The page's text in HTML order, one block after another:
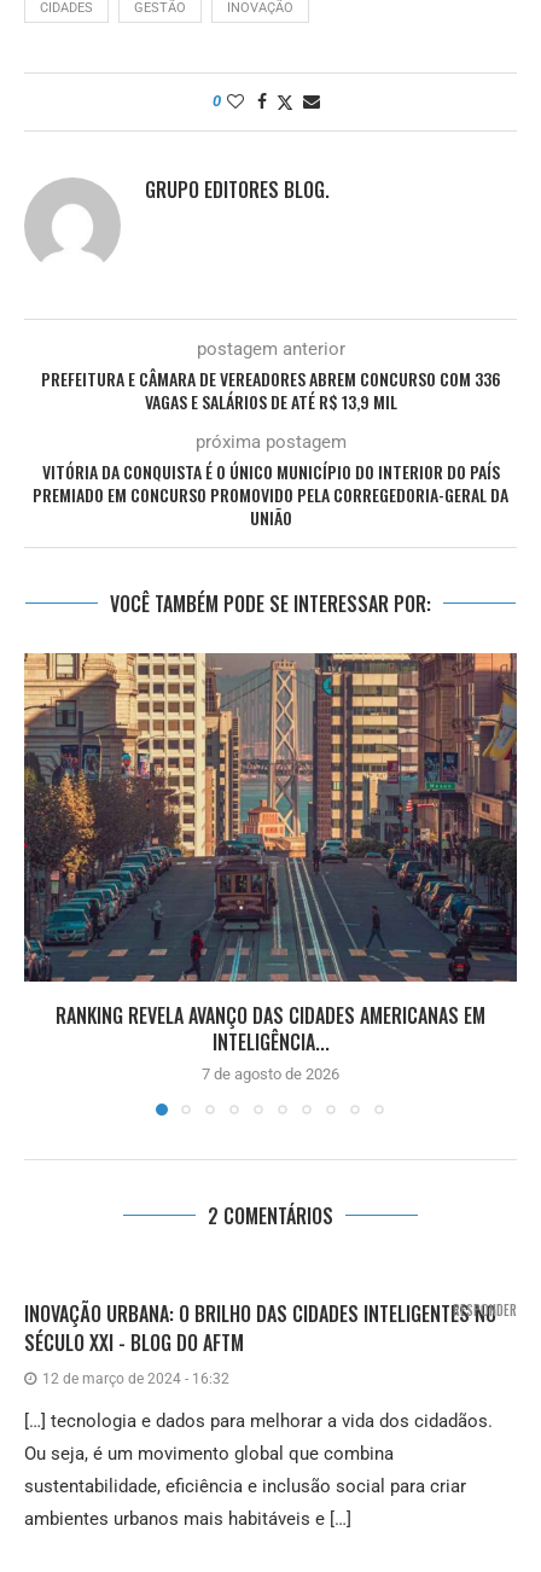
CIDADES GESTÃO INOVAÇÃO
0
GRUPO EDITORES BLOG.
postagem anterior
PREFEITURA E CÂMARA DE VEREADORES ABREM CONCURSO COM 336
VAGAS E SALÁRIOS DE ATÉ R$ 13,9 MIL
próxima postagem
VITÓRIA DA CONQUISTA É O ÚNICO MUNICÍPIO DO INTERIOR DO PAÍS
PREMIADO EM CONCURSO PROMOVIDO PELA CORREGEDORIA-GERAL DA
UNIÃO
VOCÊ TAMBÉM PODE SE INTERESSAR POR:
RANKING REVELA AVANÇO DAS CIDADES AMERICANAS EM
INTELIGÊNCIA...
7 de agosto de 2026
2 COMENTÁRIOS
INOVAÇÃO URBANA: O BRILHO DAS CIDADES INTELIGENTES NO
SÉCULO XXI - BLOG DO AFTM
12 de março de 2024 - 16:32
[…] tecnologia e dados para melhorar a vida dos cidadãos.
Ou seja, é um movimento global que combina
sustentabilidade, eficiência e inclusão social para criar
ambientes urbanos mais habitáveis e […]
RESPONDER